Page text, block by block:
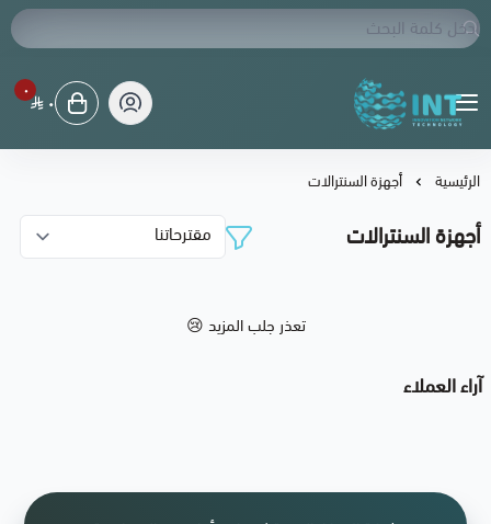
شبكة الابتكار التقنية
٠
٠
الرئيسية أجهزة السنترالات
أجهزة السنترالات
تعذر جلب المزيد 😢
آراء العملاء